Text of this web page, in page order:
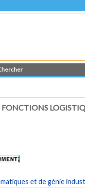
FONCTIONS
et de génie